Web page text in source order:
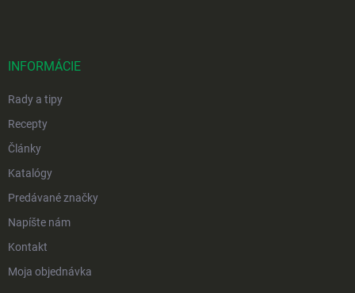
INFORMÁCIE
Rady a tipy
Recepty
Články
Katalógy
Predávané značky
Napíšte nám
Kontakt
Moja objednávka